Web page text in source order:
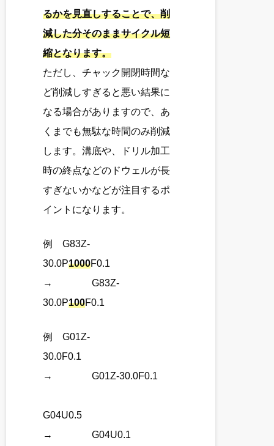
るかを見直しすることで、削
減した分そのままサイクル短
縮となります。
ただし、チャック開閉時間な
ど削減しすぎると悪い結果に
なる場合がありますので、あ
くまでも無駄な時間のみ削減
します。溝底や、ドリル加工
時の終点などのドウェルが長
すぎないかなどが注目するポ
イントになります。
例 G83Z-
30.0P1000F0.1
→ G83Z-
30.0P100F0.1
例 G01Z-
30.0F0.1
→ G01Z-30.0F0.1
G04U0.5
→ G04U0.1